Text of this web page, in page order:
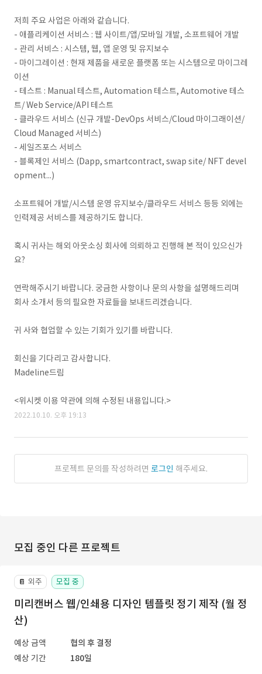
저희 주요 사업은 아래와 같습니다.
- 애플리케이션 서비스 : 웹 사이트/앱/모바일 개발, 소프트웨어 개발
- 관리 서비스 : 시스템, 웹, 앱 운영 및 유지보수
- 마이그레이션 : 현재 제품을 새로운 플랫폼 또는 시스템으로 마이그레
이션
- 테스트 : Manual 테스트, Automation 테스트, Automotive 테스
트/ Web Service/API 테스트
- 클라우드 서비스 (신규 개발-DevOps 서비스/Cloud 마이그래이션/
Cloud Managed 서비스)
- 세일즈포스 서비스
- 블록제인 서비스 (Dapp, smartcontract, swap site/ NFT devel
opment...)
소프트웨어 개발/시스템 운영 유지보수/클라우드 서비스 등등 외에는
인력제공 서비스를 제공하기도 합니다.
혹시 귀사는 해외 아웃소싱 회사에 의뢰하고 진행해 본 적이 있으신가
요?
연락해주시기 바랍니다. 궁금한 사항이나 문의 사항을 설명해드리며
회사 소개서 등의 필요한 자료들을 보내드리겠습니다.
귀 사와 협업할 수 있는 기회가 있기를 바랍니다.
회신을 기다리고 감사합니다.
Madeline드림
<위시켓 이용 약관에 의해 수정된 내용입니다.>
2022.10.10. 오후 19:13
프로젝트 문의를 작성하려면 로그인 해주세요.
모집 중인 다른 프로젝트
📔 외주 모집 중
미리캔버스 웹/인쇄용 디자인 템플릿 정기 제작 (월 정
산)
예상 금액
협의 후 결정
예상 기간
180일